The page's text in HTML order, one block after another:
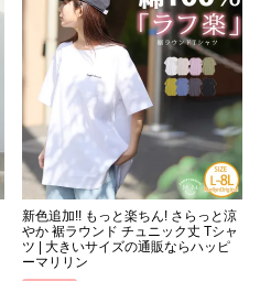
新色追加!! もっと楽ちん! さらっと涼
やか 裾ラウンド チュニック丈 Tシャ
ツ | 大きいサイズの通販ならハッピ
ーマリリン